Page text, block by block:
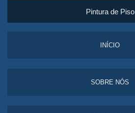
Pintura de Piso
INÍCIO
SOBRE NÓS